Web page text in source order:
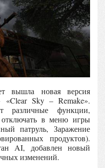
вышла новая версия
«Clear Sky – Remake».
различные функции,
в меню игры
патруль, Заражение
продуктов).
AI, добавлен новый
изменений.